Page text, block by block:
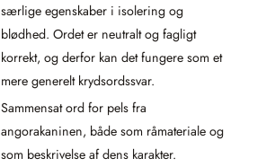
særlige egenskaber i isolering og
blødhed. Ordet er neutralt og fagligt
korrekt, og derfor kan det fungere som et
mere generelt krydsordssvar.
Sammensat ord for pels fra
angorakaninen, både som råmateriale og
som beskrivelse af dens karakter.